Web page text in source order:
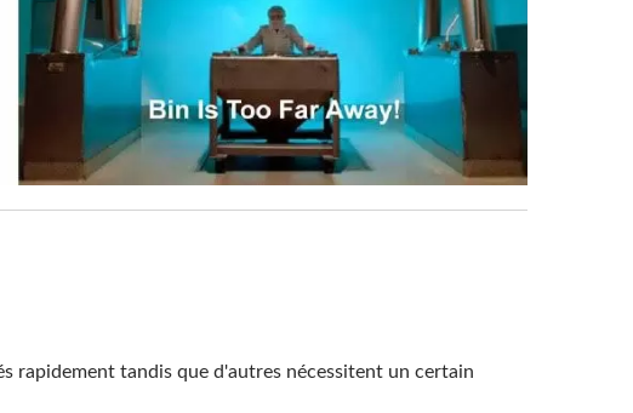
rapidement tandis que d'autres nécessitent un certain